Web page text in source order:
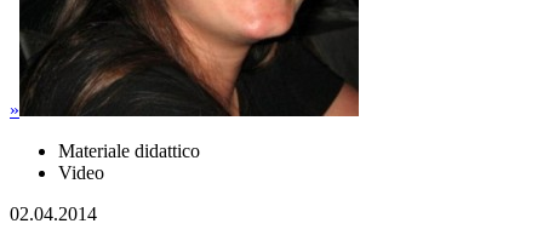
»
Materiale didattico
Video
02.04.2014